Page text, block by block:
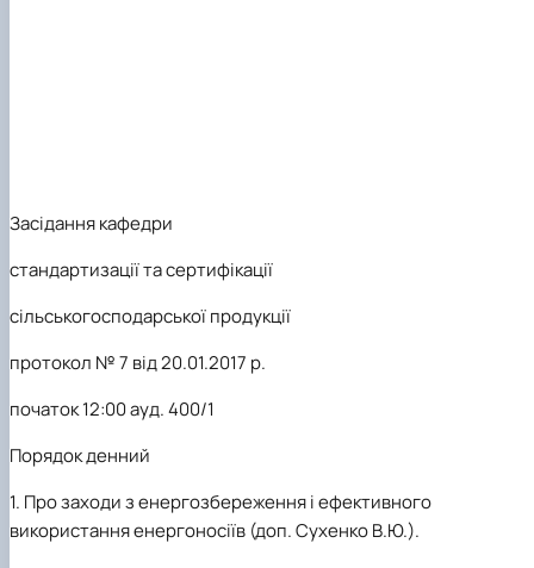
Засідання кафедри
стандартизації та сертифікації
сільськогосподарської продукції
протокол № 7 від 20.01.2017 р.
початок 12:00 ауд. 400/1
Порядок денний
1. Про заходи з енергозбереження і ефективного
використання енергоносіїв (доп. Сухенко В.Ю.).